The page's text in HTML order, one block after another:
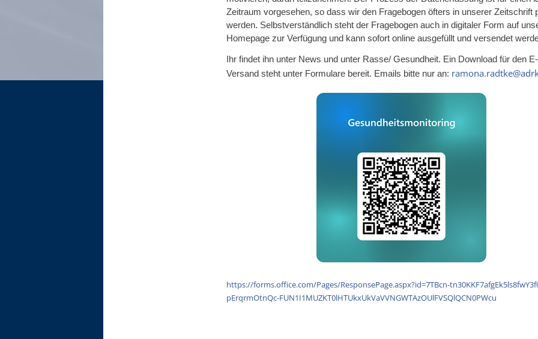
Zeitraum vorgesehen, so dass wir den Fragebogen öfters in unserer Zeitschrift
werden. Selbstverständlich steht der Fragebogen auch in digitaler Form auf
Homepage zur Verfügung und kann sofort online ausgefüllt und versendet
Ihr findet ihn unter News und unter Rasse/ Gesundheit. Ein Download für den
Versand steht unter Formulare bereit. Emails bitte nur an:
https://forms.office.com/Pages/ResponsePage.aspx?id=7TBcn-
pErqrmOtnQc-FUN1I1MUZKT0lHTUkxUkVaVVNGWTAzOUlFVSQlQCN0PWcu